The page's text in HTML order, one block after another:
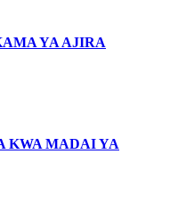
YA AJIRA
KWA MADAI YA